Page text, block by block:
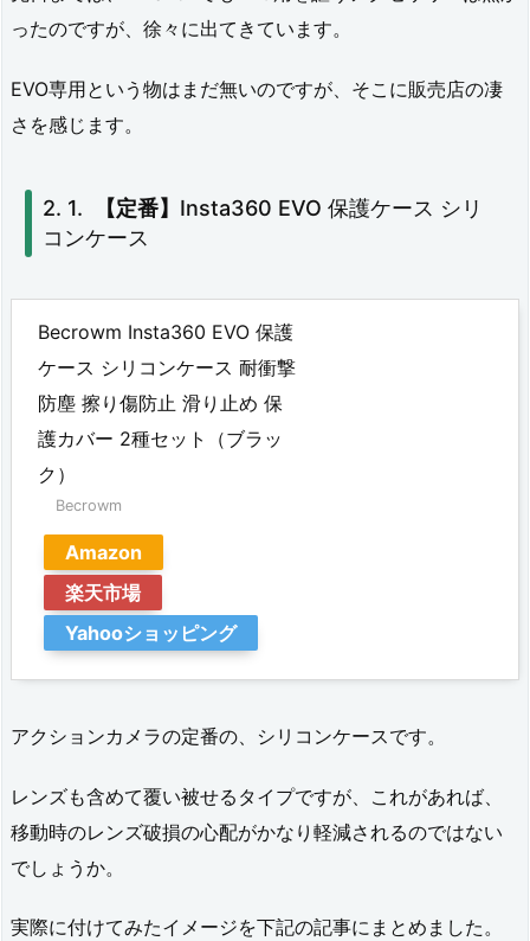
ー
ス
ッ
テ
ー
内
蔵
型
の
自
棒
2.
3.
バ
ッ
ったのですが、徐々に出てきています。
EVO専用という物はまだ無いのですが、そこに販売店の凄
さを感じます。
【定番】 Insta360 EVO 保護ケース シリ
コンケース
Becrowm Insta360 EVO 保護
ケース シリコンケース 耐衝撃
防塵 擦り傷防止 滑り止め 保
護カバー 2種セット（ブラッ
ク）
Becrowm
Amazon
楽天市場
Yahooショッピング
アクションカメラの定番の、シリコンケースです。
レンズも含めて覆い被せるタイプですが、これがあれば、
移動時のレンズ破損の心配がかなり軽減されるのではない
でしょうか。
実際に付けてみたイメージを下記の記事にまとめました。